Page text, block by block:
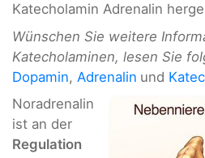
Katecholamin Adrenalin
Wünschen Sie weitere
Katecholaminen, lesen Sie
Dopamin, Adrenalin und
Noradrenalin
ist an der
Regulation